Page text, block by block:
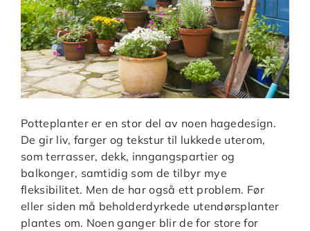
Potteplanter er en stor del av noen hagedesign.
De gir liv, farger og tekstur til lukkede uterom,
som terrasser, dekk, inngangspartier og
balkonger, samtidig som de tilbyr mye
fleksibilitet. Men de har også ett problem. Før
eller siden må beholderdyrkede utendørsplanter
plantes om. Noen ganger blir de for store for